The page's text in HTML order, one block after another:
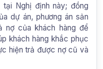
Nghị định này; đồng
dự án, phương án sản
nợ của khách hàng để
khách hàng khắc phục
hiện trả được nợ cũ và